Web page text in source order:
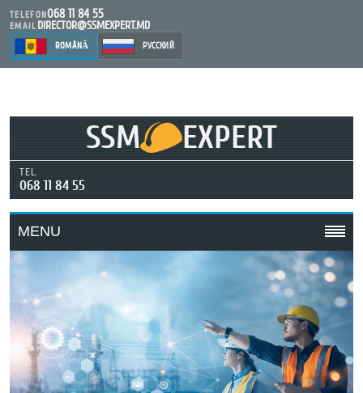
TELEFON068 11 84 55
EMAIL DIRECTOR@SSMEXPERT.MD
ROMÂNĂ РУССКИЙ
SSM EXPERT
TEL.
068 11 84 55
MENU